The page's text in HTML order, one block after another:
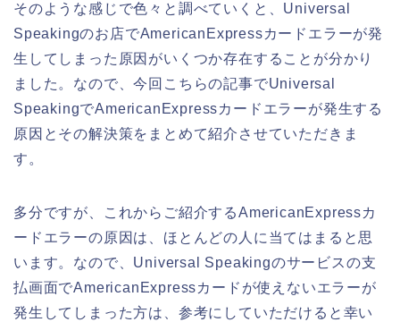
そのような感じで色々と調べていくと、Universal
Speakingのお店でAmericanExpressカードエラーが発
生してしまった原因がいくつか存在することが分かり
ました。なので、今回こちらの記事でUniversal
SpeakingでAmericanExpressカードエラーが発生する
原因とその解決策をまとめて紹介させていただきま
す。
多分ですが、これからご紹介するAmericanExpressカ
ードエラーの原因は、ほとんどの人に当てはまると思
います。なので、Universal Speakingのサービスの支
払画面でAmericanExpressカードが使えないエラーが
発生してしまった方は、参考にしていただけると幸い